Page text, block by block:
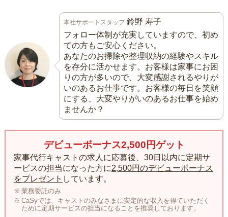
本社サポートスタッフ 鈴野 寿子
フォロー体制が充実していますので、初め
ての方もご安心ください。
あなたのお掃除や整理収納の経験やスキル
を存分に活かせます。お客様は家事にお困
りの方が多いので、大変感謝されるやりが
いのあるお仕事です。お客様の毎日を笑顔
にする、大変やりがいのあるお仕事を始め
ませんか？
デビューボーナス2,500円ゲット
家事代行キャストの求人に応募後、30日以内に定期サ
ービスの担当になった方に2,500円のデビューボーナス
をプレゼント しています。
業務委託のみ
CaSyでは、キャストのみなさまに安定的な収入を得ていただく
ために定期サービスの担当になることを推奨しております。